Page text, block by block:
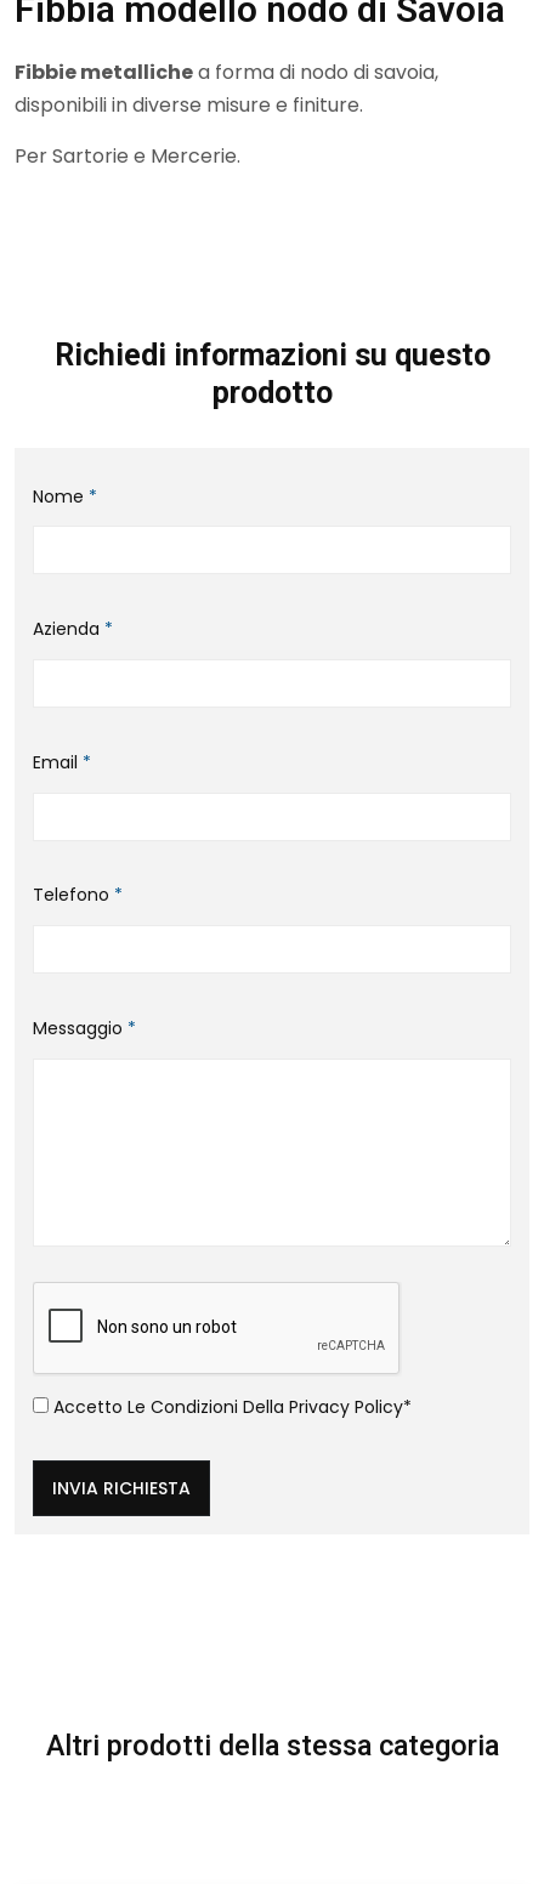
Fibbia modello nodo di Savoia
Fibbie metallichea forma di nodo di savoia,
disponibili in diverse misure e finiture.
Per Sartorie e Mercerie.
Richiedi informazioni su questo
prodotto
Nome *
Azienda *
Email *
Telefono *
Messaggio *
Accetto Le Condizioni Della Privacy Policy*
INVIA RICHIESTA
Altri prodotti della stessa categoria